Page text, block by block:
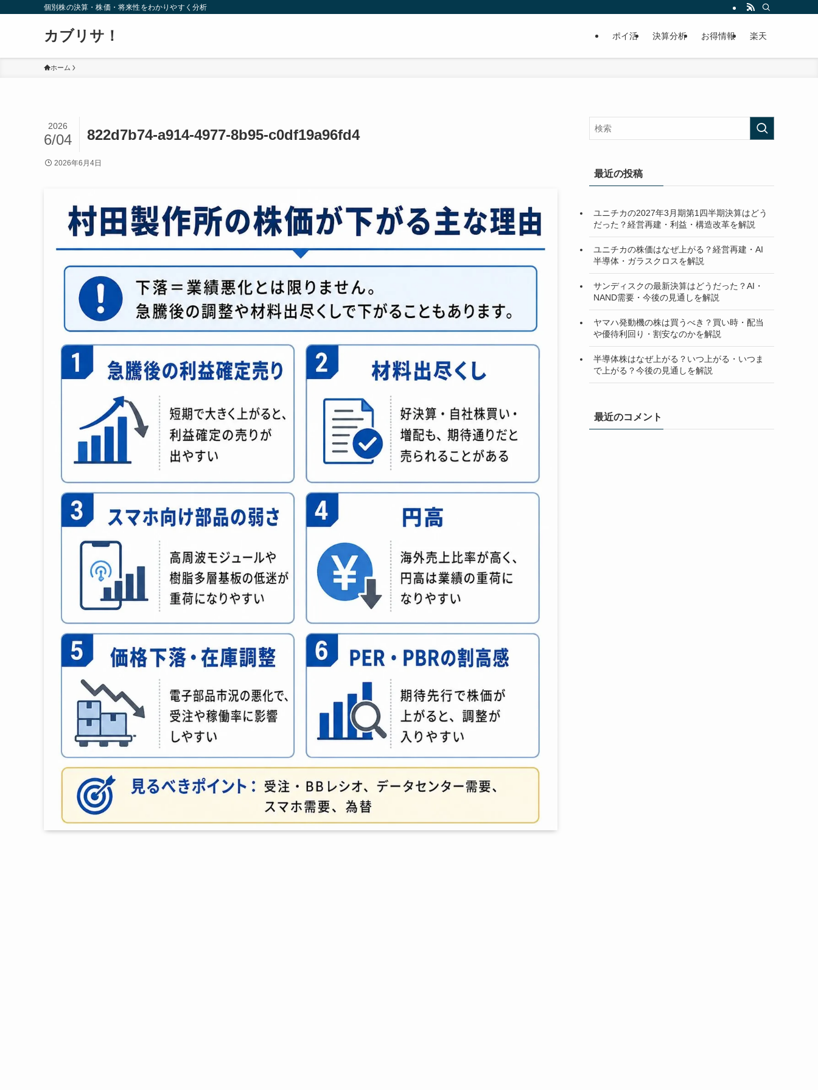
個別株の決算・株価・将来性をわかりやすく分析
カブリサ！ ポイ活 決算分析 お得情報 楽天
ホーム
822d7b74-a914-4977-8b95-c0df19a96fd4
2026
6/04
2026年6月4日
最近の投稿
ユニチカの2027年3月期第1四半期決算はどう
だった？経営再建・利益・構造改革を解説
ユニチカの株価はなぜ上がる？経営再建・AI
半導体・ガラスクロスを解説
サンディスクの最新決算はどうだった？AI・
NAND需要・今後の見通しを解説
ヤマハ発動機の株は買うべき？買い時・配当
や優待利回り・割安なのかを解説
半導体株はなぜ上がる？いつ上がる・いつま
で上がる？今後の見通しを解説
最近のコメント